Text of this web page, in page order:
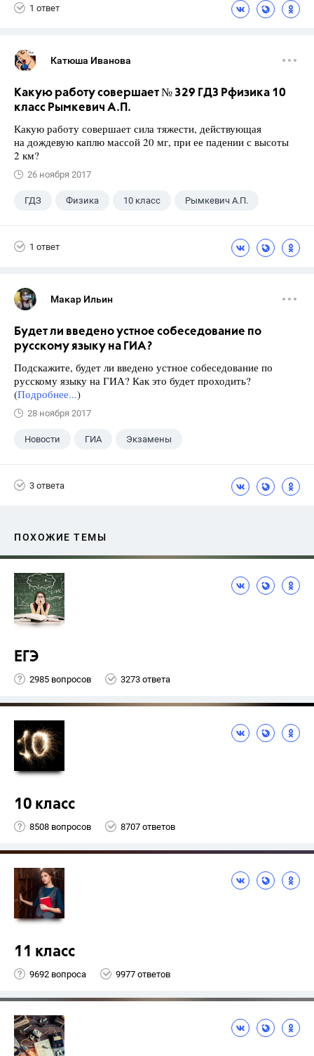
1 ответ
Катюша Иванова
Какую работу совершает № 329 ГДЗ Рфизика 10
класс Рымкевич А.П.
Какую работу совершает сила тяжести, действующая
на дождевую каплю массой 20 мг, при ее падении с высоты
2 км?
26 ноября 2017
ГДЗ Физика 10 класс Рымкевич А.П.
1 ответ
Макар Ильин
Будет ли введено устное собеседование по
русскому языку на ГИА?
Подскажите, будет ли введено устное собеседование по
русскому языку на ГИА? Как это будет проходить?
(Подробнее...)
28 ноября 2017
Новости ГИА Экзамены
3 ответа
ПОХОЖИЕ ТЕМЫ
ЕГЭ
2985 вопросов 3273 ответа
10 класс
8508 вопросов 8707 ответов
11 класс
9692 вопроса 9977 ответов